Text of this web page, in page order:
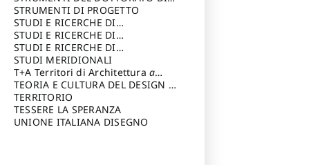
RICERCA IN RILIEVO E
RAPPRESENTAZIONE
DELL’ARCHITETTURA E
DELL’AMBIENTEa cura di: Migliari
Riccardo
STRUMENTI DI PROGETTO
STUDI E RICERCHE DI
ARCHEOLOGIA IN SICILIA
di: Pelagatti Paola
STUDI E RICERCHE DI
ARCHITETTURA del Dipartimento
di Architettura Università degli
Studi G. d' Annunzio
STUDI E RICERCHE DI
ARCHITETTURA del Dipartimento
di Architettura Università degli
Studi G. d' Annunzio, Chieti-
Pescaraa cura di: Fusero Paolo
STUDI MERIDIONALI
T+A Territori di Architetturaa
cura di: Ramazzotti Luigi
TEORIA E CULTURA DEL DESIGN a
cura di: Furlanis Giuseppe
TERRITORIO
TESSERE LA SPERANZA
UNIONE ITALIANA DISEGNO